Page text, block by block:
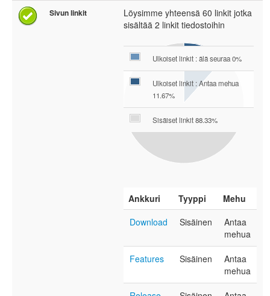
Sivun linkit
Löysimme yhteensä 60 linkit jotka
sisältää 2 linkit tiedostoihin
Ulkoiset linkit : älä seuraa 0%
Ulkoiset linkit : Antaa mehua
11.67%
Sisäiset linkit 88.33%
Ankkuri Tyyppi
Mehu
Download
Sisäinen
Antaa
mehua
Features Sisäinen
Antaa
mehua